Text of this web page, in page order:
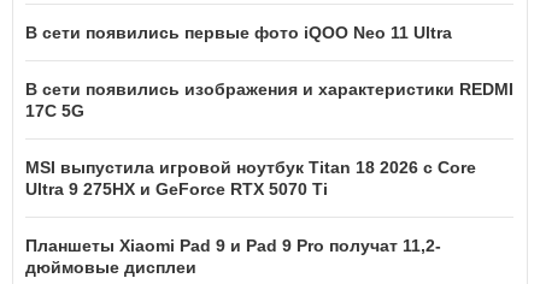
В сети появились первые фото iQOO Neo 11 Ultra
В сети появились изображения и характеристики REDMI
17C 5G
MSI выпустила игровой ноутбук Titan 18 2026 с Core
Ultra 9 275HX и GeForce RTX 5070 Ti
Планшеты Xiaomi Pad 9 и Pad 9 Pro получат 11,2-
дюймовые дисплеи